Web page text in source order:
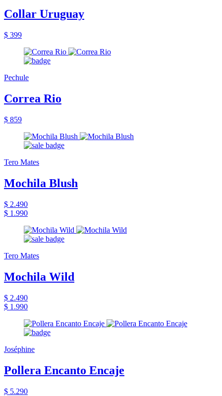
Collar Uruguay
$ 399
Pechule
Correa Rio
$ 859
Tero Mates
Mochila Blush
$ 2.490
$ 1.990
Tero Mates
Mochila Wild
$ 2.490
$ 1.990
Joséphine
Pollera Encanto Encaje
$ 5.290